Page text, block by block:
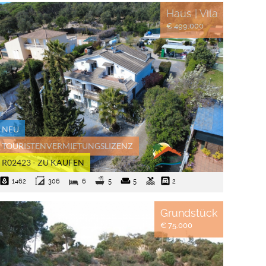
NEU
TOURISTENVERMIETUNGSLIZENZ
R02423 - ZU KAUFEN
Haus | Vila
€ 499.000
yard 1462 306 6 5 weekend 5 pool garage 2
Grundstück
€ 75.000